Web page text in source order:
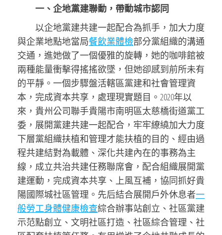
一、企地黨建聯動，帶動城市認同
以企地黨建共建一起配合為抓手，加大力度
與企業地點地當局餐飲業體檢部分黨組織的溝通
交通，進她做了一個優雅的旋轉，她的咖啡館被
兩種能量衝擊得搖搖欲墜，但她卻感到前所未有
的平靜。一個步驟盤活轄區黨建和社會管理資
本，完成資本共享，處理現實題目。2020年以
來，貴州公司聯手貴陽市南明區太慈橋街道黨工
委，展開黨建共建一起配合，牢牢繚繞加大力度
下層黨組織扶植和管理才能扶植的目的、經由過
程共建結對為載體、深化共建內在的事務為主
線，成立共治共建任務聯席會，配合組織展開黨
建運動，完成資本共享、上風互補，協同抓好貴
陽國際城社區管理。先后結合展開戶外休息者一
般勞工身體健康檢查綜合辦事站創立、社區黨建
示范點創立、文明社區打造、社區綜合管理、社